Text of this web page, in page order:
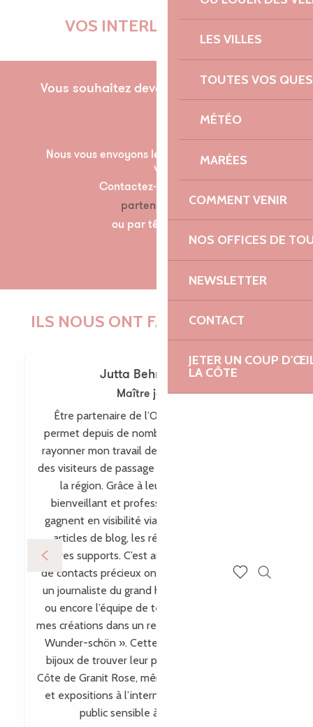
LES VILLES
TOUTES VOS
MÉTÉO
MARÉES
COMMENT VENIR
NOS OFFICES DE
NEWSLETTER
CONTACT
JETER UN COUP
LA CÔTE
VOS INTERLOCUTRICES
Vous souhaitez devenir partenaire pour la
première fois ?
Nous vous envoyons les documents nécessaire à
votre partenariat par mail.
Contactez-nous à l’adresse suivante :
partenariats@lannion-tregor.com
ou par téléphone au 07 86 04 60 30
ILS NOUS ONT FAIT CONFIANCE !
Jutta Behr-Schaeidt
Maître joaillière
Être partenaire de l’Office de Tourisme me
permet depuis de nombreuses années de faire
rayonner mon travail de maître-joaillière auprès
des visiteurs de passage comme des habitants de
la région. Grâce à leur accompagnement
bienveillant et professionnel, mes créations
gagnent en visibilité via leur site internet, leurs
articles de blog, les réseaux sociaux et bien
d’autres supports. C’est aussi par ce biais que plein
de contacts précieux ont vu le jour, comme avec
un journaliste du grand hebdomadaire allemand
ou encore l’équipe de télévision WDR, incluant
mes créations dans un reportage pour l’émission «
Wunder-schön ». Cette visibilité permet à mes
bijoux de trouver leur place bien au-delà de la
Côte de Granit Rose, même en dehors des salons
et expositions à l’international, en touchant un
public sensible à leur singularité.